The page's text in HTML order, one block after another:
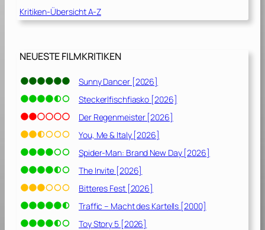
f
a
g
2
1
0
]
Kritiken-Übersicht A-Z
NEUESTE FILMKRITIKEN
Sunny Dancer [2026]
Steckerlfischfiasko [2026]
Der Regenmeister [2026]
You, Me & Italy [2026]
Spider-Man: Brand New Day [2026]
The Invite [2026]
Bitteres Fest [2026]
Traffic – Macht des Kartells [2000]
Toy Story 5 [2026]